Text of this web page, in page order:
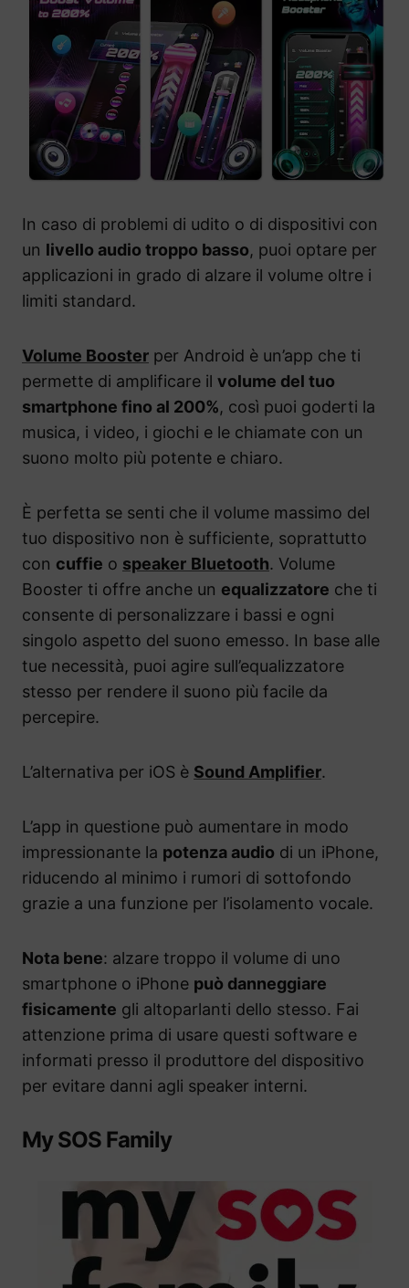
In caso di problemi di udito o di dispositivi con
un livello audio troppo basso, puoi optare per
applicazioni in grado di alzare il volume oltre i
limiti standard.
Volume Booster per Android è un’app che ti
permette di amplificare il volume del tuo
smartphone fino al 200%, così puoi goderti la
musica, i video, i giochi e le chiamate con un
suono molto più potente e chiaro.
È perfetta se senti che il volume massimo del
tuo dispositivo non è sufficiente, soprattutto
con cuffie o speaker Bluetooth. Volume
Booster ti offre anche un equalizzatore che ti
consente di personalizzare i bassi e ogni
singolo aspetto del suono emesso. In base alle
tue necessità, puoi agire sull’equalizzatore
stesso per rendere il suono più facile da
percepire.
L’alternativa per iOS è Sound Amplifier.
L’app in questione può aumentare in modo
impressionante la potenza audio di un iPhone,
riducendo al minimo i rumori di sottofondo
grazie a una funzione per l’isolamento vocale.
Nota bene: alzare troppo il volume di uno
smartphone o iPhone può danneggiare
fisicamente gli altoparlanti dello stesso. Fai
attenzione prima di usare questi software e
informati presso il produttore del dispositivo
per evitare danni agli speaker interni.
My SOS Family